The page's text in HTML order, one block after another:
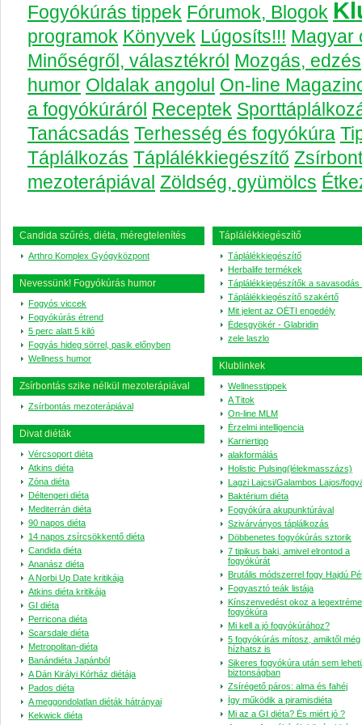
Fogyókúrás tippek Fórumok, Blogok
programok Könyvek Lúgosíts!!! Magyar
Minőségről, választékról Mozgás, edzés
humor Oldalak angolul On-line
a fogyókúráról Receptek
Tanácsadás Terhesség és fogyókúra
Táplálkozás Táplálékkiegészítő
mezoterápiával Zöldség, gyümölcs
Candida szűrés, diéta, méregtelenítés
Arthro Komplex Gyógyközpont
Nevessünk! Fogyókúrás humor
Fogyós viccek
Fogyókúrás étrend
5 perc alatt 5 kiló
Fogyás hideg sörrel, pasik előnyben
Wellness humor
Zsírbontás szike nélkül mezoterápiával
Zsírbontás mezoterápiával
Divat diéták
Vércsoport diéta
Atkins diéta
Zóna diéta
Déltengeri diéta
Mediterrán diéta
90 napos diéta
14 napos zsírcsökkentő diéta
Candida diéta
Ananász diéta
A Norbi Up Date kritikája
Atkins diéta kritikája
GI diéta
Perricona diéta
Scarsdale diéta
Metropolitan-diéta
Banándiéta Japánból
A Dán Királyi Kórház diétája
Pados diéta
A meggondolatlan diéták hátrányai
Kekwick diéta
Táplálékkiegészítő
Táplálékkiegészítő
Herbalife termékek
Táplálékkiegészítők a savasodás
Táplálékkiegészítő szakértő
Mit jelent az OÉTI engedély
Édesgyökér - Glabridin
zele laszlo
Klublinkek
Wellnesstippek
A Titok
On-line MLM
Érzelmi intelligencia
Karriertipp
alakformálás
Holistic Pulsing(lélekmasszázs)
Lagzi Lajcsi/Galambos Lajos/
Baktérium diéta
Fogyókúra akupunktúrával
Szivárványos táplálkozás
Döbbenetes fogyókúrás sztorik
7 tipikus baki, amivel elrontod a
fogyókúrát
Brutális módszerrel fogy Hajdú
Fogyasztó teák listája
Kínszenvedést okoz a
fogyókúra
Mi kell a jó fogyókúrához?
5 fogyókúrás mítosz, amiktől még
hízhatsz is
Sikeres fogyókúra után sem
biztonságban
Zsírégető páros: alma és fahéj
Így működik a piramisdiéta
Mi az a GI diéta? És miért jó ?